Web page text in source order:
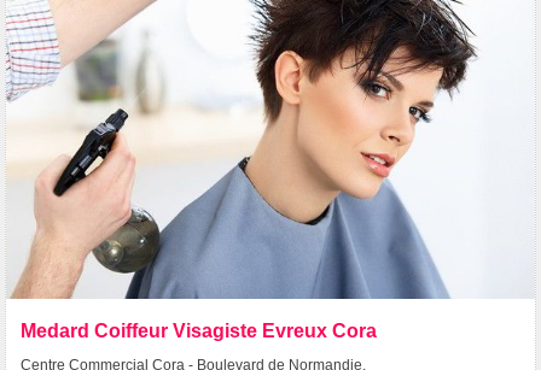
Medard Coiffeur Visagiste Evreux Cora
Centre Commercial Cora - Boulevard de Normandie.